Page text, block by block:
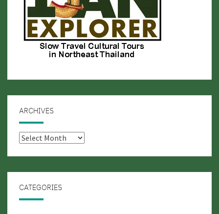
ARCHIVES
Archives
CATEGORIES